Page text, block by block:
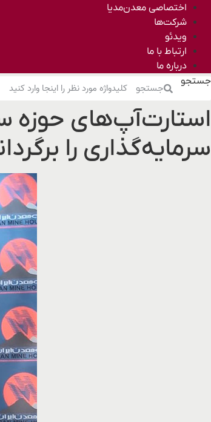
اختصاصی معدن‌مدیا
شرکت‌ها
ویدئو
ارتباط با ما
درباره ما
جستجو
جستجو
استارت‌آپ‌های حوزه
سرمایه‌گذاری را